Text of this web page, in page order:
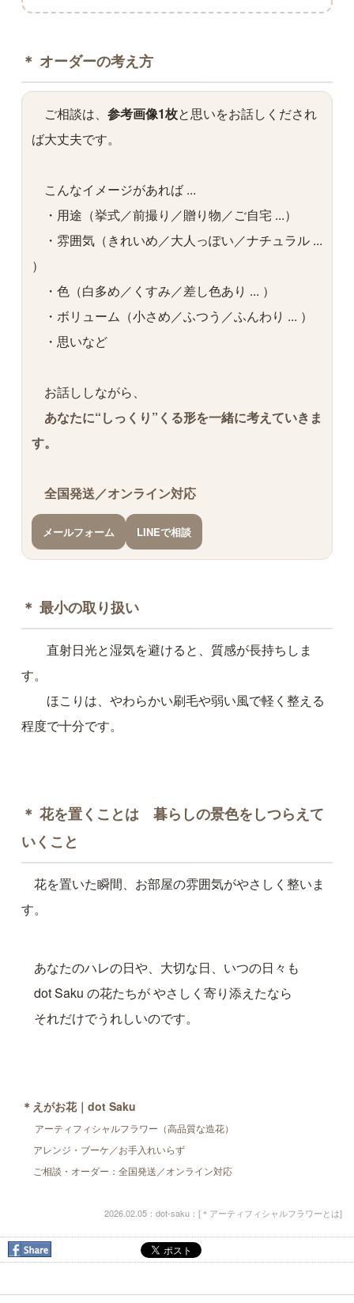
＊ オーダーの考え方
ご相談は、 参考画像1枚と思いをお話しくだされ
ば大丈夫です。
こんなイメージがあれば ...
・用途（挙式／前撮り／贈り物／ご自宅 ...）
・雰囲気（きれいめ／大人っぽい／ナチュラル ...
）
・色（白多め／くすみ／差し色あり ... ）
・ボリューム（小さめ／ふつう／ふんわり ... ）
・思いなど
お話ししながら、
あなたに“しっくり”くる形を一緒に考えていきま
す。
全国発送／オンライン対応
メールフォーム LINEで相談
＊ 最小の取り扱い
直射日光と湿気を避けると、質感が長持ちしま
す。
ほこりは、やわらかい刷毛や弱い風で軽く整える
程度で十分です。
＊ 花を置くことは 暮らしの景色をしつらえて
いくこと
花を置いた瞬間、お部屋の雰囲気がやさしく整いま
す。
あなたのハレの日や、大切な日、いつの日々も
dot Saku の花たちが やさしく寄り添えたなら
それだけでうれしいのです。
＊えがお花｜dot Saku
アーティフィシャルフラワー（高品質な造花）
アレンジ・ブーケ／お手入れいらず
ご相談・オーダー：全国発送／オンライン対応
2026.02.05：dot-saku：[＊アーティフィシャルフラワーとは]